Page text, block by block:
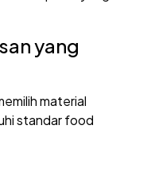
yang
material
standar food